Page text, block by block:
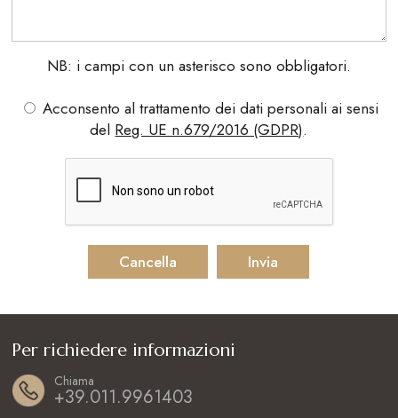
NB: i campi con un asterisco sono obbligatori.
Acconsento al trattamento dei dati personali ai sensi
del Reg. UE n.679/2016 (GDPR).
Per richiedere informazioni
Chiama
+39.011.9961403